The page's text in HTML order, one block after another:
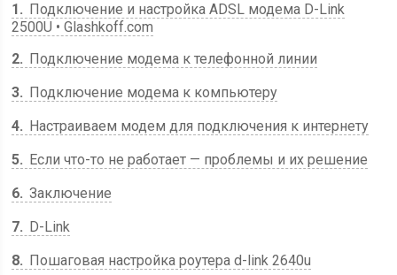
1
Подключение и настройка ADSL модема D-Link
2500U • Glashkoff.com
2
Подключение модема к телефонной линии
3
Подключение модема к компьютеру
4
Настраиваем модем для подключения к интернету
5
Если что-то не работает — проблемы и их решение
6 Заключение
7
D-Link
8
Пошаговая настройка роутера d-link 2640u